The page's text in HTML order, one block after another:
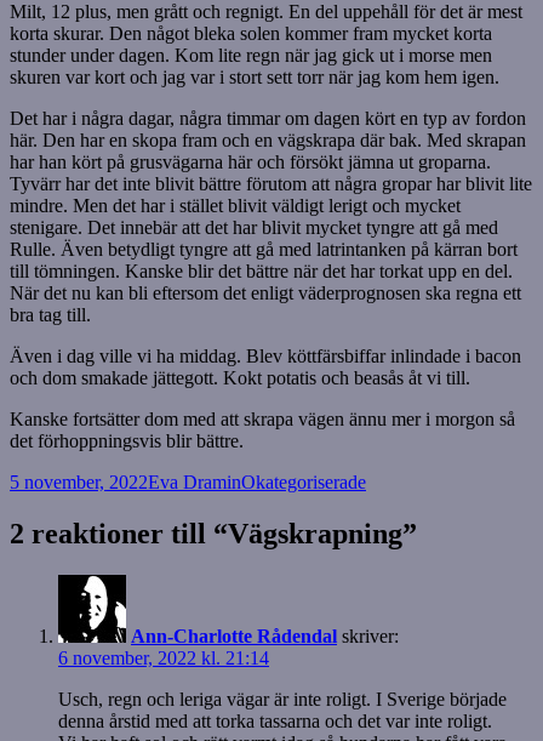
Milt, 12 plus, men grått och regnigt. En del uppehåll för det är mest
korta skurar. Den något bleka solen kommer fram mycket korta
stunder under dagen. Kom lite regn när jag gick ut i morse men
skuren var kort och jag var i stort sett torr när jag kom hem igen.
Det har i några dagar, några timmar om dagen kört en typ av fordon
här. Den har en skopa fram och en vägskrapa där bak. Med skrapan
har han kört på grusvägarna här och försökt jämna ut groparna.
Tyvärr har det inte blivit bättre förutom att några gropar har blivit lite
mindre. Men det har i stället blivit väldigt lerigt och mycket
stenigare. Det innebär att det har blivit mycket tyngre att gå med
Rulle. Även betydligt tyngre att gå med latrintanken på kärran bort
till tömningen. Kanske blir det bättre när det har torkat upp en del.
När det nu kan bli eftersom det enligt väderprognosen ska regna ett
bra tag till.
Även i dag ville vi ha middag. Blev köttfärsbiffar inlindade i bacon
och dom smakade jättegott. Kokt potatis och beasås åt vi till.
Kanske fortsätter dom med att skrapa vägen ännu mer i morgon så
det förhoppningsvis blir bättre.
Postat
5 november, 2022Författare
Eva DraminKategorier
Okategoriserade
2 reaktioner till “Vägskrapning”
Ann-Charlotte Rådendal skriver:
6 november, 2022 kl. 21:14
Usch, regn och leriga vägar är inte roligt. I Sverige började
denna årstid med att torka tassarna och det var inte roligt.